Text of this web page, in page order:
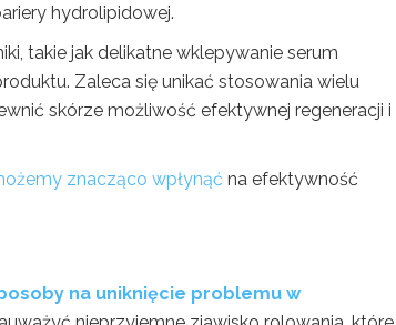
hydrolipidowej.
takie jak delikatne wklepywanie serum
Zaleca się unikać stosowania wielu
skórze możliwość efektywnej regeneracji i
znacząco wpłynąć na efektywność
na uniknięcie problemu w